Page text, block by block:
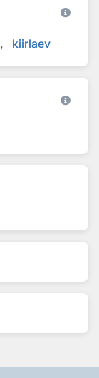
kiirlaev